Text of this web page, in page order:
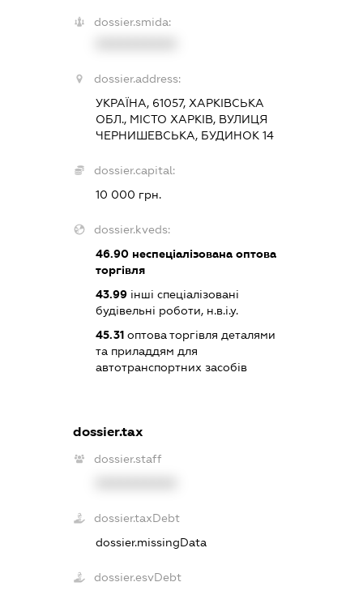
dossier.smida:
dossier.address:
УКРАЇНА, 61057, ХАРКІВСЬКА
ОБЛ., МІСТО ХАРКІВ, ВУЛИЦЯ
ЧЕРНИШЕВСЬКА, БУДИНОК 14
dossier.capital:
10 000 грн.
dossier.kveds:
46.90 неспеціалізована оптова
торгівля
43.99 інші спеціалізовані
будівельні роботи, н.в.і.у.
45.31 оптова торгівля деталями
та приладдям для
автотранспортних засобів
dossier.tax
dossier.staff
dossier.taxDebt
dossier.missingData
dossier.esvDebt